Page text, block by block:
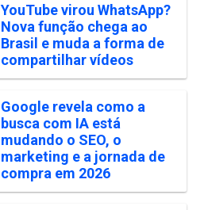
YouTube virou WhatsApp?
Nova função chega ao
Brasil e muda a forma de
compartilhar vídeos
Google revela como a
busca com IA está
mudando o SEO, o
marketing e a jornada de
compra em 2026